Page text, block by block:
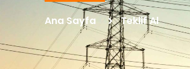
Ana Sayfa Teklif Al